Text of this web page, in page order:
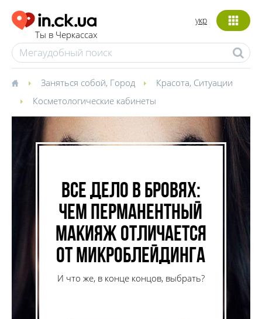
Ты в Черкассах
укр
Заняться собой, Город Красота, Ситуации
Косметологические кабинеты
Все дело в бровях:
чем перманентный
макияж отличается
от микроблейдинга
И что же, в конце концов, выбрать?